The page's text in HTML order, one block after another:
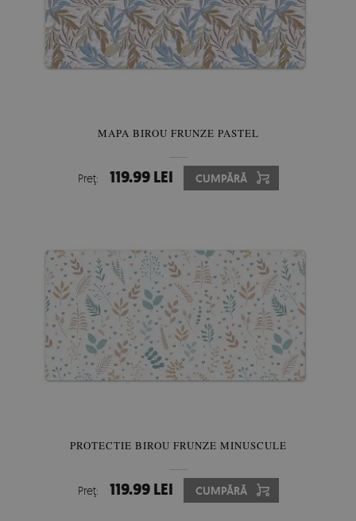
MAPA BIROU FRUNZE PASTEL
Preţ: 119.99 LEI CUMPĂRĂ
PROTECTIE BIROU FRUNZE MINUSCULE
Preţ: 119.99 LEI CUMPĂRĂ